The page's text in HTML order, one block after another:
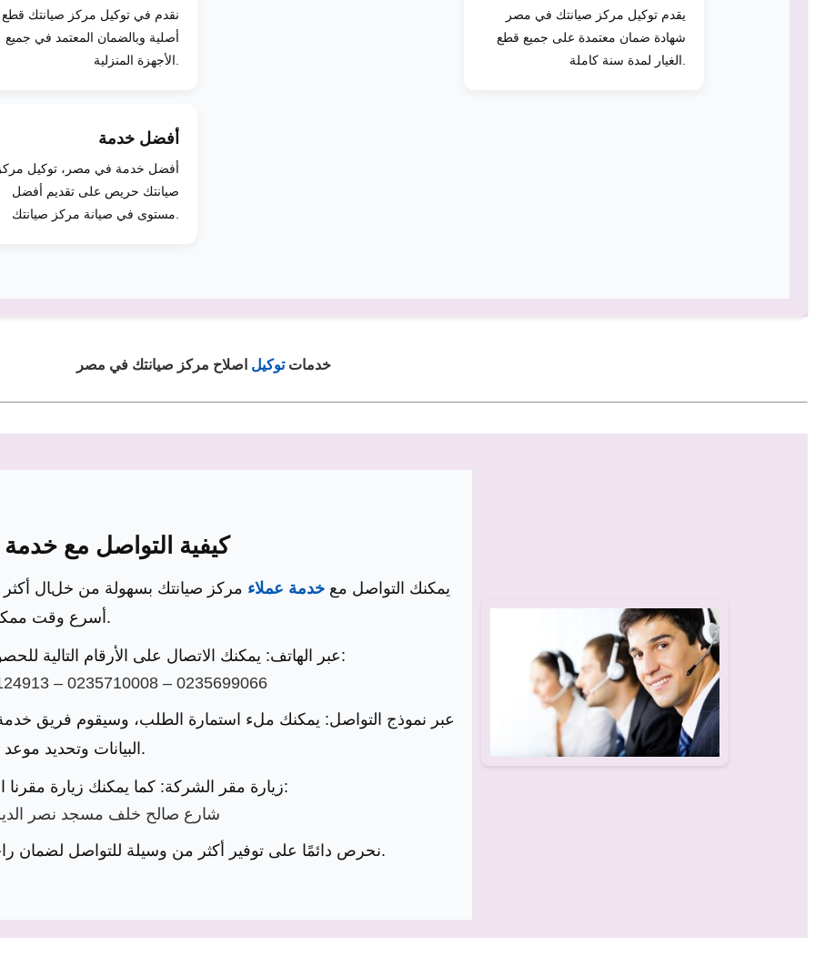
نقدم في توكيل مركز صيانتك قطع
أصلية وبالضمان المعتمد في جميع
يقدم توكيل مركز صيانتك في مصر
شهادة ضمان معتمدة على جميع قطع
أفضل خدمة
أفضل خدمة في مصر، توكيل
صيانتك حريص على تقديم أفضل
خدماتتوكيل اصلاح مركز صيانتك في مصر
كيفية التواصل مع
يمكنك التواصل مع خدمة عملاء مركز صيانتك بسهولة من خلال
أسرع وقت ممكن.
📞 عبر الهاتف: يمكنك الاتصال على الأرقام التالية للحصول على الدعم أو حجز موعد صيانة:
– 0235710008 – 0235699066
البيانات وتحديد موعد الصيانة.
📍 زيارة مقر الشركة: كما يمكنك زيارة مقرنا الرئيسي في العنوان التالي:
24 شارع صالح خلف مسجد نصر
نحرص دائمًا على توفير أكثر من وسيلة للتواصل لضمان راحتك وسرعة الاستجابة لجميع طلبات الصيانة.